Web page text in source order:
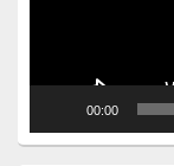
00:00